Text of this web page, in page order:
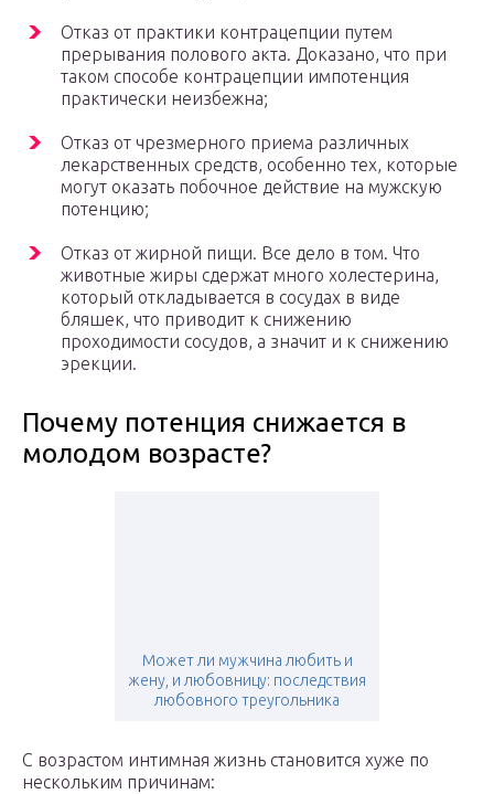
Отказ от практики контрацепции путем
прерывания полового акта. Доказано, что при
таком способе контрацепции импотенция
практически неизбежна;
Отказ от чрезмерного приема различных
лекарственных средств, особенно тех, которые
могут оказать побочное действие на мужскую
потенцию;
Отказ от жирной пищи. Все дело в том. Что
животные жиры сдержат много холестерина,
который откладывается в сосудах в виде
бляшек, что приводит к снижению
проходимости сосудов, а значит и к снижению
эрекции.
Почему потенция снижается в
молодом возрасте?
Может ли мужчина любить и
жену, и любовницу: последствия
любовного треугольника
С возрастом интимная жизнь становится хуже по
нескольким причинам: